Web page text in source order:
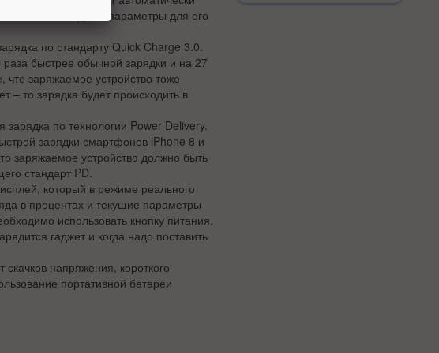
выходные параметры для его
по стандарту Quick Charge 3.0.
быстрее обычной зарядки и на 27
заряжаемое устройство тоже
– то зарядка будет происходить в
по технологии Power Delivery.
зарядки смартфонов iPhone 8 и
заряжаемое устройство должно быть
стандарт PD.
который в режиме реального
в процентах и текущие параметры
использовать кнопку питания.
гаджет и когда надо поставить
напряжения, короткого
портативной батареи